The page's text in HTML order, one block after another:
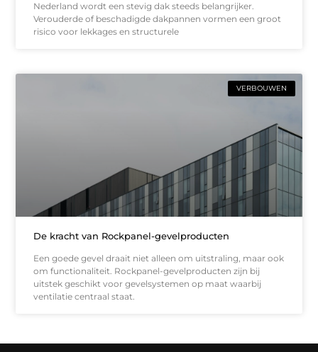
Nederland wordt een stevig dak steeds belangrijker.
Verouderde of beschadigde dakpannen vormen een groot
risico voor lekkages en structurele
VERBOUWEN
De kracht van Rockpanel-gevelproducten
Een goede gevel draait niet alleen om uitstraling, maar ook
om functionaliteit. Rockpanel-gevelproducten zijn bij
uitstek geschikt voor gevelsystemen op maat waarbij
ventilatie centraal staat.